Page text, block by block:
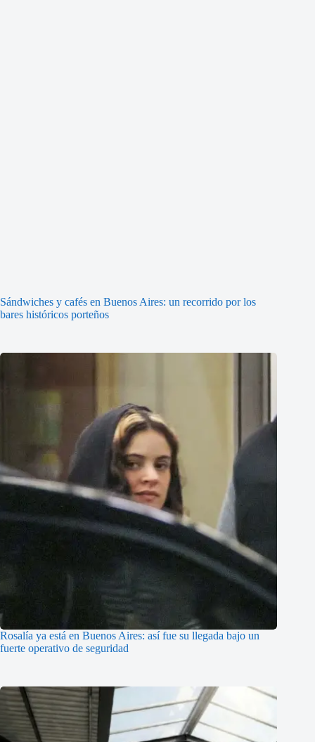
Sándwiches y cafés en Buenos Aires: un recorrido por los
bares históricos porteños
Rosalía ya está en Buenos Aires: así fue su llegada bajo un
fuerte operativo de seguridad